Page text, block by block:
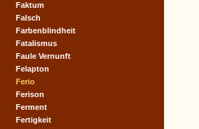
Faktum
Falsch
Farbenblindheit
Fatalismus
Faule Vernunft
Felapton
Ferio
Ferison
Ferment
Fertigkeit